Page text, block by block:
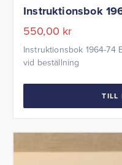
Instruktionsbok
550,00 kr
Instruktionsbok 1964-74
vid beställning
TILL